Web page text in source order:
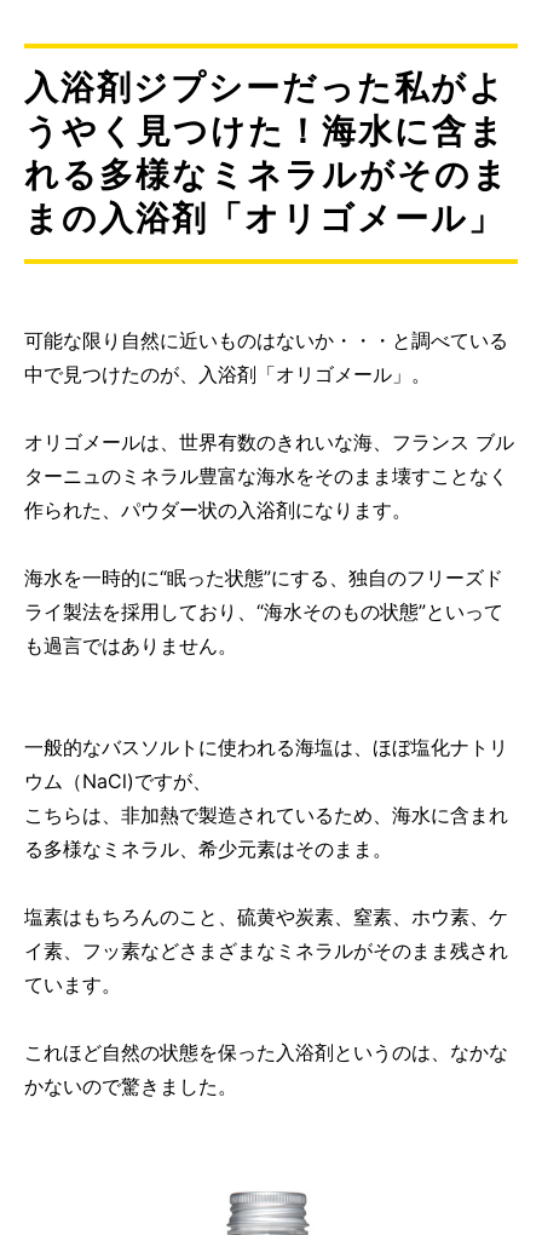
入浴剤ジプシーだった私がよ
うやく見つけた！海水に含ま
れる多様なミネラルがそのま
まの入浴剤「オリゴメール」
可能な限り自然に近いものはないか・・・と調べている
中で見つけたのが、入浴剤「オリゴメール」。
オリゴメールは、世界有数のきれいな海、フランス ブル
ターニュのミネラル豊富な海水をそのまま壊すことなく
作られた、パウダー状の入浴剤になります。
海水を一時的に“眠った状態”にする、独自のフリーズド
ライ製法を採用しており、“海水そのもの状態”といって
も過言ではありません。
一般的なバスソルトに使われる海塩は、ほぼ塩化ナトリ
ウム（NaCl)ですが、
こちらは、非加熱で製造されているため、海水に含まれ
る多様なミネラル、希少元素はそのまま。
塩素はもちろんのこと、硫黄や炭素、窒素、ホウ素、ケ
イ素、フッ素などさまざまなミネラルがそのまま残され
ています。
これほど自然の状態を保った入浴剤というのは、なかな
かないので驚きました。